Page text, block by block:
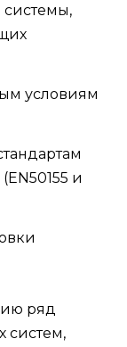
условиям
и
ряд
систем,